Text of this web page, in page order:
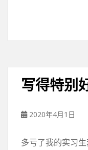
写得特别
2020年4月1日
多亏了我的实习